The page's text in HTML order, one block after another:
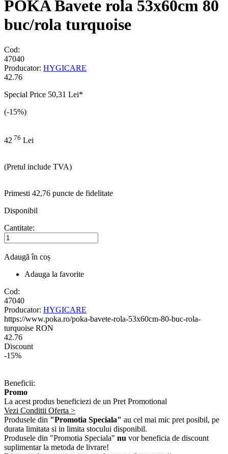
POKA Bavete rola 53x60cm 80
buc/rola turquoise
Cod:
47040
Producator: HYGICARE
42.76
Special Price 50,31 Lei*
(-15%)
42 76 Lei
(Pretul include TVA)
Primesti 42,76 puncte de fidelitate
Disponibil
Cantitate:
Adaugă în coș
Adauga la favorite
Cod:
47040
Producator: HYGICARE
https://www.poka.ro/poka-bavete-rola-53x60cm-80-buc-rola-
turquoise RON
42.76
Discount
-15%
Beneficii:
Promo
La acest produs beneficiezi de un Pret Promotional
Vezi Conditii Oferta >
Produsele din "Promotia Speciala" au cel mai mic pret posibil, pe
durata limitata si in limita stocului disponibil.
Produsele din "Promotia Speciala" nu vor beneficia de discount
suplimentar la metoda de livrare!